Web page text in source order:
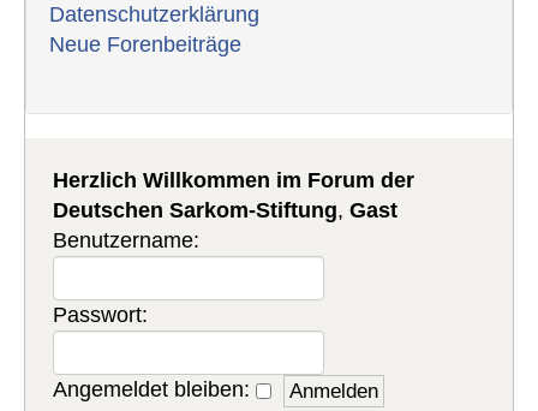
Datenschutzerklärung
Neue Forenbeiträge
Herzlich Willkommen im Forum der
Deutschen Sarkom-Stiftung,Gast
Benutzername:
Passwort:
Angemeldet bleiben: